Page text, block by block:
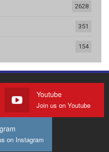
2628
351
154
Youtube
Join us on Youtube
on Instagram